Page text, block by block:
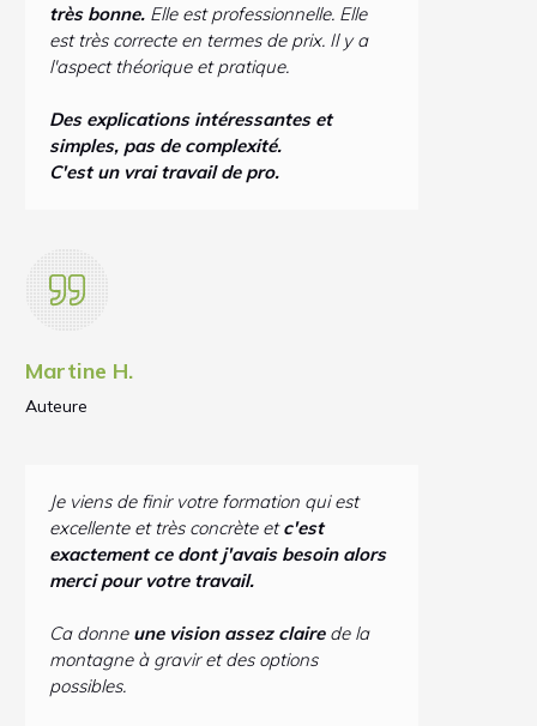
très bonne. Elle est professionnelle. Elle
est très correcte en termes de prix. Il y a
l'aspect théorique et pratique.
Des explications intéressantes et
simples, pas de complexité.
C'est un vrai travail de pro.
Martine H.
Auteure
Je viens de finir votre formation qui est
excellente et très concrète etc'est
exactement ce dont j'avais besoin alors
merci pour votre travail.
Ca donne une vision assez claire de la
montagne à gravir et des options
possibles.